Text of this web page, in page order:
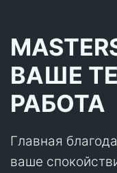
ВАШЕ
РАБОТА
Главная
ваше